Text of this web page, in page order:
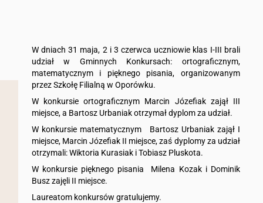
W dniach 31 maja, 2 i 3 czerwca uczniowie klas I-III brali
udział w Gminnych Konkursach: ortograficznym,
matematycznym i pięknego pisania, organizowanym
przez Szkołę Filialną w Oporówku.
W konkursie ortograficznym Marcin Józefiak zajął III
miejsce, a Bartosz Urbaniak otrzymał dyplom za udział.
W konkursie matematycznym Bartosz Urbaniak zajął I
miejsce, Marcin Józefiak II miejsce, zaś dyplomy za udział
otrzymali: Wiktoria Kurasiak i Tobiasz Pluskota.
W konkursie pięknego pisania Milena Kozak i Dominik
Busz zajęli II miejsce.
Laureatom konkursów gratulujemy.